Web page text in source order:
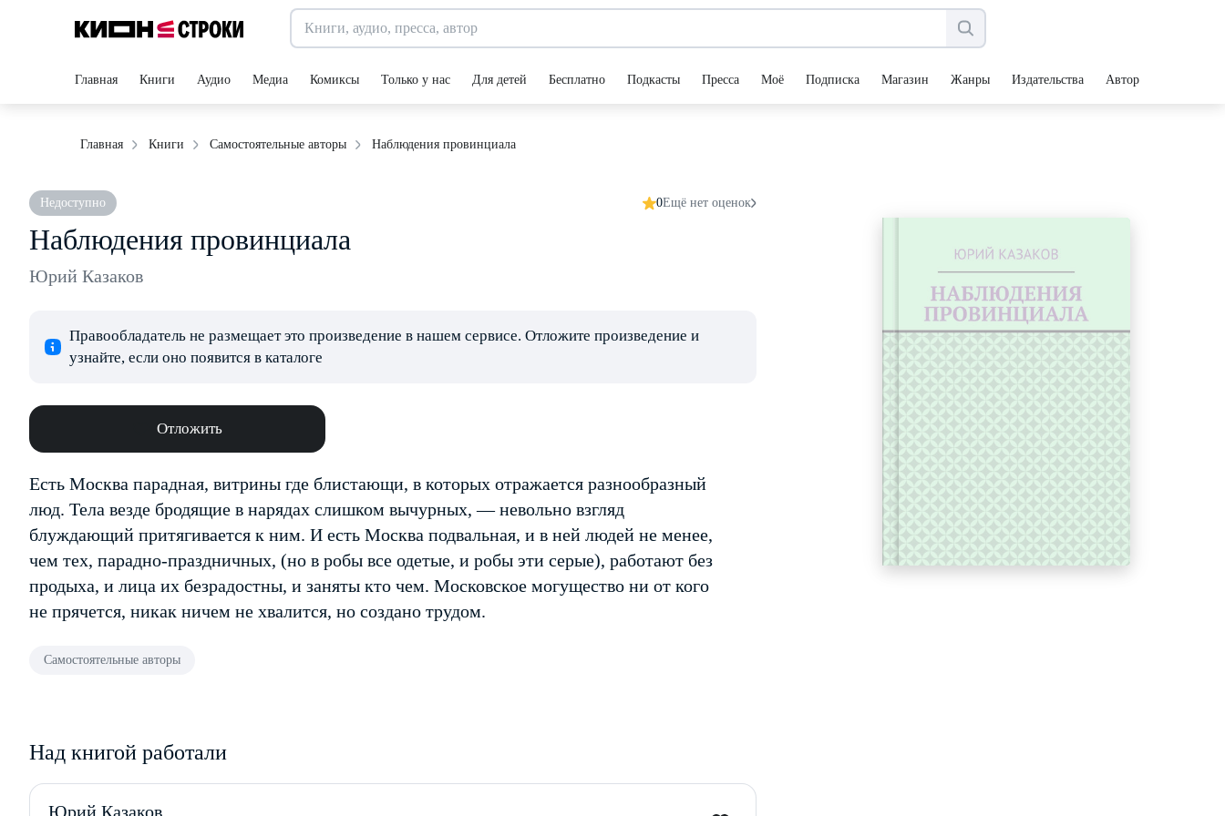
Главная Книги Аудио Медиа Комиксы Только у нас Для детей Бесплатно Подкасты Пресса Моё Подписка Магазин Жанры Издательства Авторы
Главная Книги Самостоятельные авторы Наблюдения провинциала
Недоступно 0Ещё нет оценок
Наблюдения провинциала
Юрий Казаков
Правообладатель не размещает это произведение в нашем сервисе. Отложите произведение и
узнайте, если оно появится в каталоге
Отложить
Есть Москва парадная, витрины где блистающи, в которых отражается разнообразный
люд. Тела везде бродящие в нарядах слишком вычурных, — невольно взгляд
блуждающий притягивается к ним. И есть Москва подвальная, и в ней людей не менее,
чем тех, парадно-праздничных, (но в робы все одетые, и робы эти серые), работают без
продыха, и лица их безрадостны, и заняты кто чем. Московское могущество ни от кого
не прячется, никак ничем не хвалится, но создано трудом.
Самостоятельные авторы
Над книгой работали
Юрий Казаков